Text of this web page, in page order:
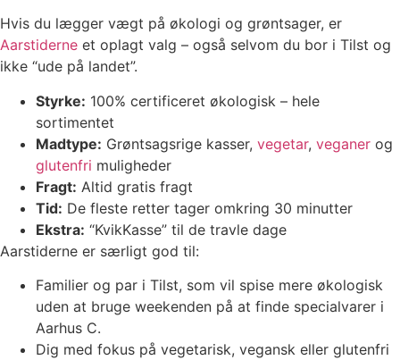
Hvis du lægger vægt på økologi og grøntsager, er
Aarstiderne et oplagt valg – også selvom du bor i Tilst og
ikke “ude på landet”.
Styrke: 100% certificeret økologisk – hele
sortimentet
Madtype: Grøntsagsrige kasser, vegetar, veganer og
glutenfri muligheder
Fragt: Altid gratis fragt
Tid: De fleste retter tager omkring 30 minutter
Ekstra: “KvikKasse” til de travle dage
Aarstiderne er særligt god til:
Familier og par i Tilst, som vil spise mere økologisk
uden at bruge weekenden på at finde specialvarer i
Aarhus C.
Dig med fokus på vegetarisk, vegansk eller glutenfri